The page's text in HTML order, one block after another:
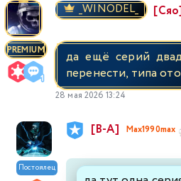
PREMIUM
_WINODEL_
да ещё серий
перенести, типа
28 мая 2026 13:24
Постоялец
[В-А] Max1990max